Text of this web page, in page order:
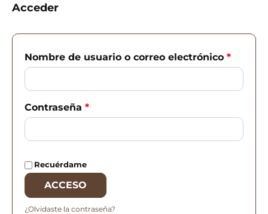
Acceder
Nombre de usuario o correo electrónico *
Contraseña *
Recuérdame
ACCESO
¿Olvidaste la contraseña?